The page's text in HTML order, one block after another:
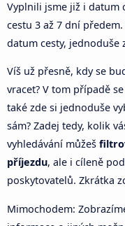
Vyplnili jsme již i datum
cestu 3 až 7 dní
datum cesty, jednoduše
Víš už přesně, kdy se
vracet? V tom případě
také zde si jednoduše
sám? Zadej tedy, kolik
vyhledávání můžeš
příjezdu, ale i cíleně
poskytovatelů. Zkrátka
Mimochodem: